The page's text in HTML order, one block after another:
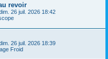
revoir
26 juil. 2026 18:42
26 juil. 2026 18:39
Froid